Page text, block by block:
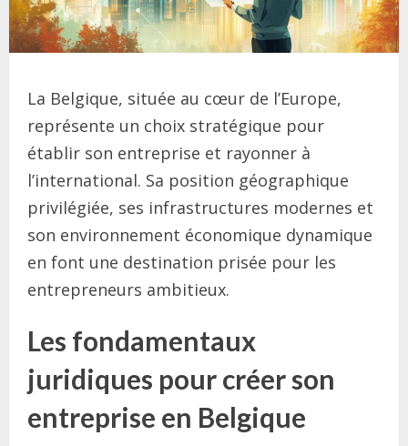
La Belgique, située au cœur de l’Europe,
représente un choix stratégique pour
établir son entreprise et rayonner à
l’international. Sa position géographique
privilégiée, ses infrastructures modernes et
son environnement économique dynamique
en font une destination prisée pour les
entrepreneurs ambitieux.
Les fondamentaux
juridiques pour créer son
entreprise en Belgique